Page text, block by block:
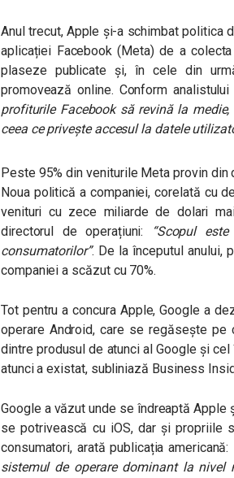
Anul trecut, Apple și-a schimbat politica
aplicației Facebook (Meta) de a
plaseze publicate și, în cele din
promovează online. Conform
profiturile Facebook să revină la
ceea ce privește accesul la datele
Peste 95% din veniturile Meta provin
Noua politică a companiei, corelată cu
venituri cu zece miliarde de dolari
directorul de operațiuni: “Scopul
consumatorilor”. De la începutul anului,
companiei a scăzut cu 70%.
Tot pentru a concura Apple, Google a
operare Android, care se regăsește pe
dintre produsul de atunci al Google și
atunci a existat, subliniază Business
Google a văzut unde se îndreaptă
se potrivească cu iOS, dar și propriile
consumatori, arată publicația americană:
sistemul de operare dominant la nivel